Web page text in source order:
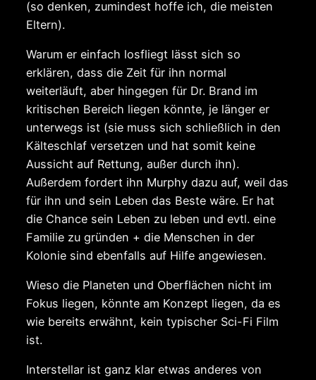
(so denken, zumindest hoffe ich, die meisten
Eltern).
Warum er einfach losfliegt lässt sich so
erklären, dass die Zeit für ihn normal
weiterläuft, aber hingegen für Dr. Brand im
kritischen Bereich liegen könnte, je länger er
unterwegs ist (sie muss sich schließlich in den
Kälteschlaf versetzen und hat somit keine
Aussicht auf Rettung, außer durch ihn).
Außerdem fordert ihn Murphy dazu auf, weil das
für ihn und sein Leben das Beste wäre. Er hat
die Chance sein Leben zu leben und evtl. eine
Familie zu gründen + die Menschen in der
Kolonie sind ebenfalls auf Hilfe angewiesen.
Wieso die Planeten und Oberflächen nicht im
Fokus liegen, könnte am Konzept liegen, da es
wie bereits erwähnt, kein typischer Sci-Fi Film
ist.
Interstellar ist ganz klar etwas anderes von